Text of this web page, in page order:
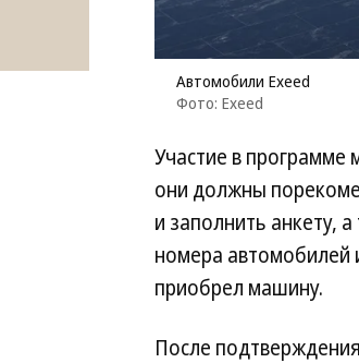
Автомобили Exeed
Фото: Exeed
Участие в программе
они должны
и заполнить анкету,
номера автомобилей
приобрел машину.
После